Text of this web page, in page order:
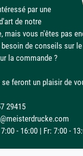
par une
de notre
mais vous n'êtes pas
besoin de conseils sur
la commande ?
feront un plaisir de
29415
- 16:00 | Fr: 7:00 -